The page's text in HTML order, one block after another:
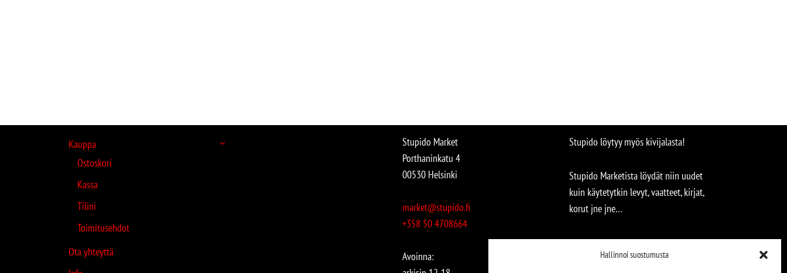
Hallinnoi suostumusta
Kauppa
Ostoskori
Kassa
Tilini
Toimitusehdot
Ota yhteyttä
Stupido Market
Porthaninkatu 4
00530 Helsinki
market@stupido.fi
+358 50 4708664
Avoinna:
Stupido löytyy myös kivijalasta!
Stupido Marketista löydät niin uudet
kuin käytetytkin levyt, vaatteet, kirjat,
korut jne jne…